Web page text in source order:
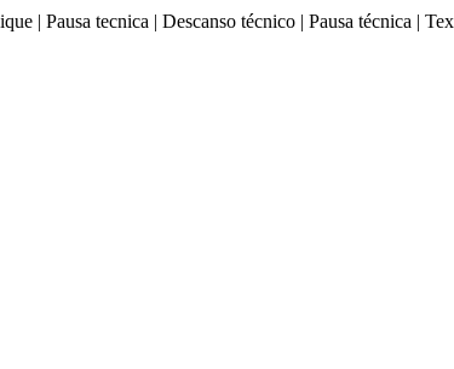
| Pausa tecnica | Descanso técnico | Pausa técnica |